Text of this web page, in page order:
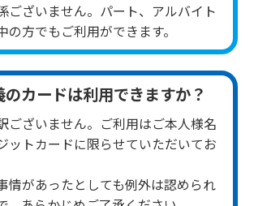
ございません。パート、アルバイト
の方でもご利用ができます。
のカードは利用できますか？
ございません。ご利用はご本人様名
ットカードに限らせていただいてお
情があったとしても例外は認められ